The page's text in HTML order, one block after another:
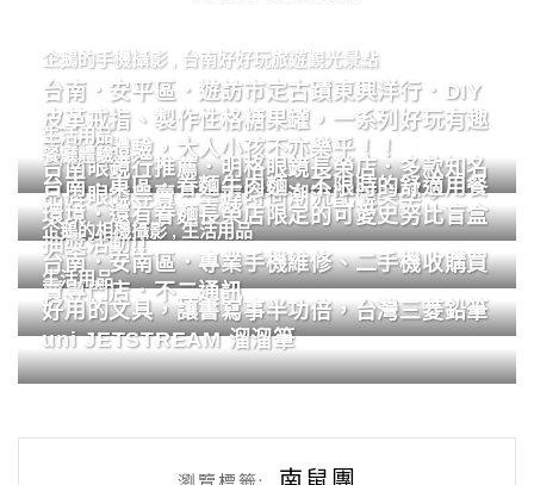
企鵝的手機攝影 台南好好玩旅遊觀光景點
台南．安平區．遊訪市定古蹟東興洋行．DIY
皮革戒指、製作性格糖果罐，一系列好玩有趣
的手作體驗，大人小孩不亦樂乎！！
生活用品
台南眼鏡行推薦．明格眼鏡長榮店．多款知名
品牌眼鏡專賣．掌握時尚潮流配鏡美學。
餐廳體驗
台南．東區．眷麵牛肉麵．不限時的舒適用餐
環境．還有眷麵長榮店限定的可愛史努比盲盒
抽獎活動!!
企鵝的相機攝影,生活用品
台南．安南區．專業手機維修、二手機收購買
賣專門店．不二通訊
生活用品
好用的文具，讓書寫事半功倍，台灣三菱鉛筆
uni JETSTREAM 溜溜筆